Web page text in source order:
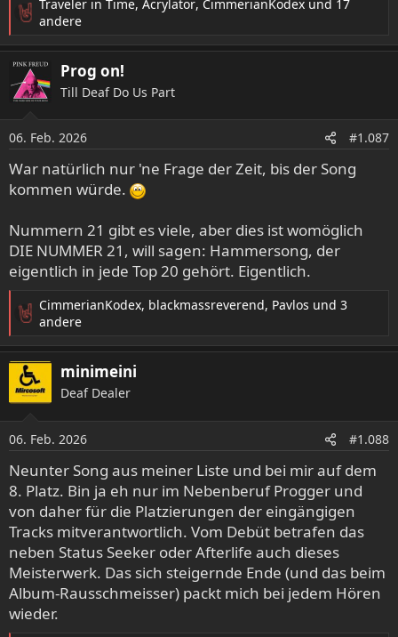
R
a
k
t
i
o
n
e
n
:
Traveler in Time, Acrylator, CimmerianKodex und 17
andere
Prog on!
Till Deaf Do Us Part
06. Feb. 2026 #1.087
War natürlich nur 'ne Frage der Zeit, bis der Song
kommen würde.
Nummern 21 gibt es viele, aber dies ist womöglich
DIE NUMMER 21, will sagen: Hammersong, der
eigentlich in jede Top 20 gehört. Eigentlich.
R
a
k
t
i
o
n
e
n
:
CimmerianKodex, blackmassreverend, Pavlos und 3
andere
minimeini
Deaf Dealer
06. Feb. 2026 #1.088
Neunter Song aus meiner Liste und bei mir auf dem
8. Platz. Bin ja eh nur im Nebenberuf Progger und
von daher für die Platzierungen der eingängigen
Tracks mitverantwortlich. Vom Debüt betrafen das
neben Status Seeker oder Afterlife auch dieses
Meisterwerk. Das sich steigernde Ende (und das beim
Album-Rausschmeisser) packt mich bei jedem Hören
wieder.